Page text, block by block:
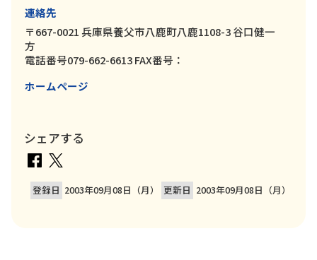
連絡先
〒667-0021 兵庫県養父市八鹿町八鹿1108-3 谷口健一
方
電話番号079-662-6613 FAX番号：
ホームページ
シェアする
登録日 2003年09月08日（月） 更新日 2003年09月08日（月）